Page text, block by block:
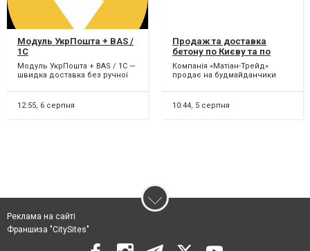
Модуль УкрПошта + BAS /
1C
Модуль УкрПошта + BAS / 1C —
швидка доставка без ручної
УкрПоштою? Забудьте про...
12:55, 6 серпня
Продаж та доставка
бетону по Києву та по
Україні.
Компанія «Матіан-Трейд»
продає на будмайданчики
високоякісну бетонну про...
10:44, 5 серпня
Реклама на сайті
Франшиза "CitySites"